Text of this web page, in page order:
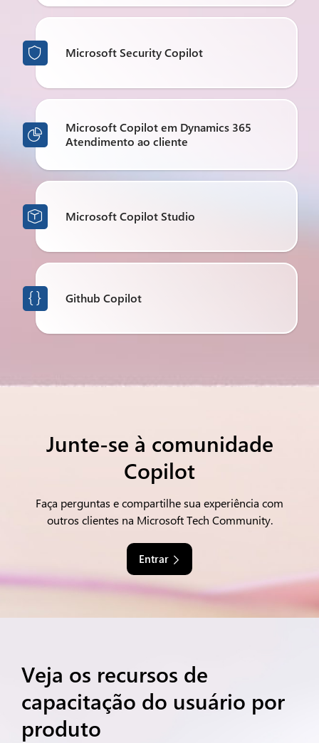
 Microsoft Security Copilot

Microsoft Copilot em Dynamics 365
Atendimento ao cliente
 Microsoft Copilot Studio
 Github Copilot
Junte-se à comunidade
Copilot
Faça perguntas e compartilhe sua experiência com
outros clientes na Microsoft Tech Community.
Entrar
Veja os recursos de
capacitação do usuário por
produto